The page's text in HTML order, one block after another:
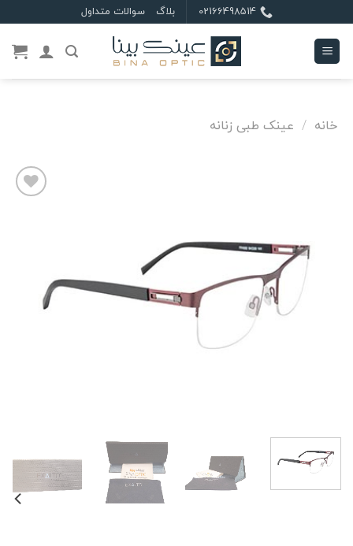
to
content
02166498514 بلاگ سوالات متداول
خانه / عینک طبی زنانه